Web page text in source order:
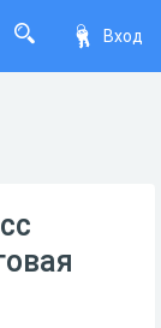
Вход